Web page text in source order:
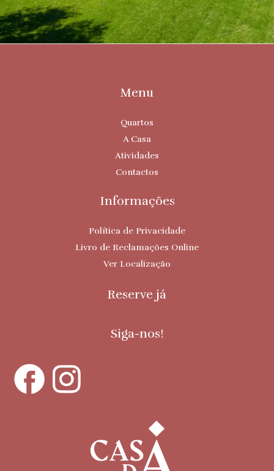
Menu
Quartos
A Casa
Atividades
Contactos
Informações
Política de Privacidade
Livro de Reclamações Online
Ver Localização
Reserve já
Siga-nos!